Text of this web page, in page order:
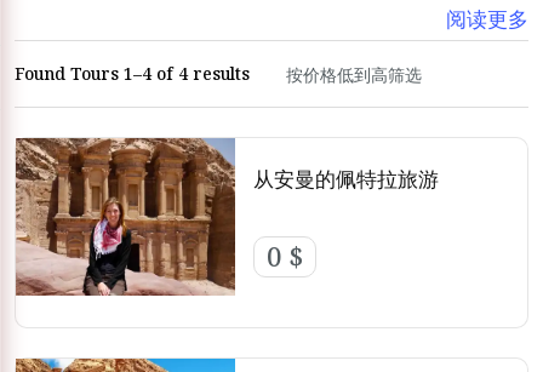
Tours Egypt 都能为每位旅客量身打造专业导览的体验。
式。这些行程通常包括必游地标，如城堡山、罗马剧场和当地集市，
若您想更深入探索约旦的历史奇迹，从安曼出发的一日游前往佩特拉
是最受欢迎的选择之一。这些行程为参观这座雕刻在红色砂岩峭壁上
的玫瑰之城提供了便捷而全面的方式。借助 ETB Tours Egypt，旅行
者可以参观佩特拉最著名的景点，如宝库、狭缝峡谷（Siq）和王室
陵墓，并从专业导游那里了解纳巴泰人的文化遗产。
无论您是独自旅行、与家人同行，还是组团出游，ETB Tours Egypt
都能确保从始至终的无缝旅行体验。他们的 约旦旅游项目 旨在提供
阅读更多
Found Tours 1–4 of 4 results
从安曼的佩特拉旅游
0 $